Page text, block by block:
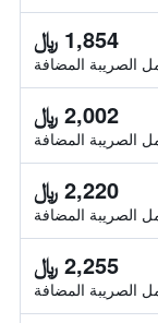
1,854 ﷼
الصريبة المضافة
2,002 ﷼
الصريبة المضافة
2,220 ﷼
الصريبة المضافة
2,255 ﷼
الصريبة المضافة